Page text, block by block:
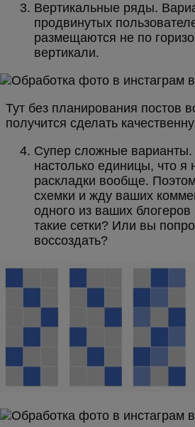
Вертикальные ряды.
продвинутых
размещаются не по
вертикали.
Тут без планирования постов
получится сделать
Супер сложные варианты.
настолько единицы, что я
раскладки вообще.
схемки и жду ваших
одного из ваших блогеров
такие сетки? Или вы
воссоздать?